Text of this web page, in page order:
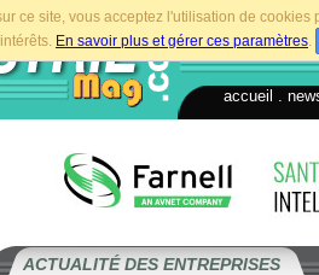
ce site, vous acceptez l'utilisation de
En savoir plus et gérer ces paramètres.
accueil
ACTUALITÉ DES ENTREPRISES